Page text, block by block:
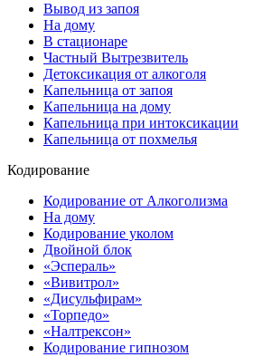
Вывод из запоя
На дому
В стационаре
Частный Вытрезвитель
Детоксикация от алкоголя
Капельница от запоя
Капельница на дому
Капельница при интоксикации
Капельница от похмелья
Кодирование
Кодирование от Алкоголизма
На дому
Кодирование уколом
Двойной блок
«Эспераль»
«Вивитрол»
«Дисульфирам»
«Торпедо»
«Налтрексон»
Кодирование гипнозом